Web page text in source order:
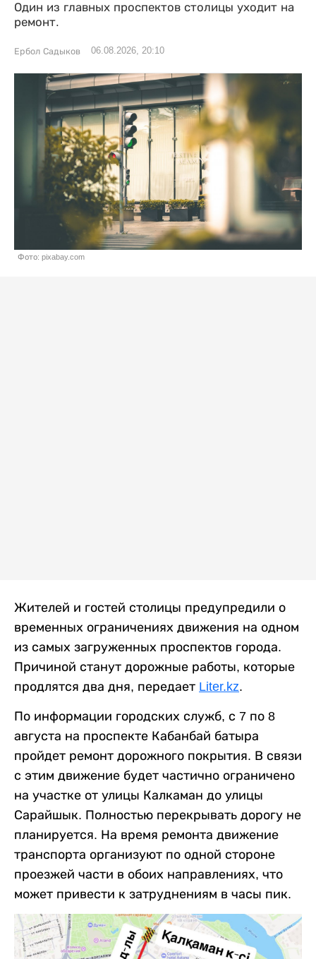
Один из главных проспектов столицы уходит на
ремонт.
Ербол Садыков 06.08.2026, 20:10
Фото: pixabay.com
Жителей и гостей столицы предупредили о
временных ограничениях движения на одном
из самых загруженных проспектов города.
Причиной станут дорожные работы, которые
продлятся два дня, передает Liter.kz.
По информации городских служб, с 7 по 8
августа на проспекте Кабанбай батыра
пройдет ремонт дорожного покрытия. В связи
с этим движение будет частично ограничено
на участке от улицы Калкаман до улицы
Сарайшык. Полностью перекрывать дорогу не
планируется. На время ремонта движение
транспорта организуют по одной стороне
проезжей части в обоих направлениях, что
может привести к затруднениям в часы пик.